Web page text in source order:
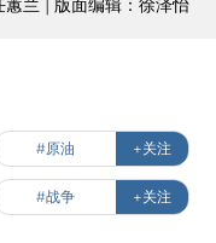
蕙兰 | 版面编辑：徐泽怡
#原油 +关注
#战争 +关注